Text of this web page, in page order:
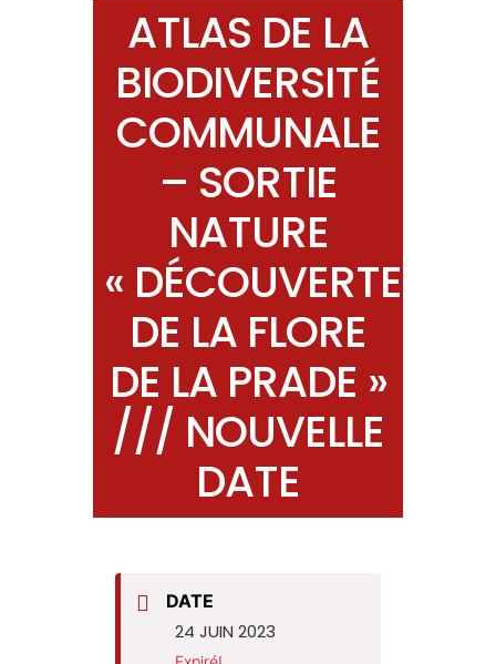
ATLAS DE LA
BIODIVERSITÉ
COMMUNALE
– SORTIE
NATURE
« DÉCOUVERTE
DE LA FLORE
DE LA PRADE »
/// NOUVELLE
DATE
DATE
24 JUIN 2023